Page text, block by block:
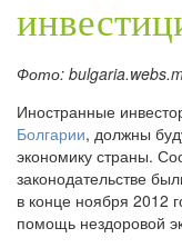
Фото:
Иностранные
Болгарии, должны
экономику страны.
законодательстве
в конце ноября 2012
помощь нездоровой